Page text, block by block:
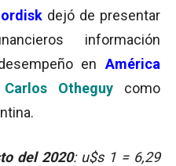
dejó de presentar
información
en América
Carlos Otheguy como
del 2020: u$s 1 = 6,29